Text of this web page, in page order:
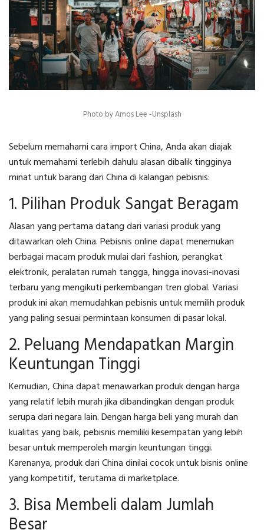
Photo by Amos Lee -Unsplash
Sebelum memahamicara import China, Anda akan diajak
untuk memahami terlebih dahulu alasan dibalik tingginya
minat untuk barang dari China di kalangan pebisnis:
1. Pilihan Produk Sangat Beragam
Alasan yang pertama datang dari variasi produk yang
ditawarkan oleh China. Pebisnis online dapat menemukan
berbagai macam produk mulai dari fashion, perangkat
elektronik, peralatan rumah tangga, hingga inovasi-inovasi
terbaru yang mengikuti perkembangan tren global. Variasi
produk ini akan memudahkan pebisnis untuk memilih produk
yang paling sesuai permintaan konsumen di pasar lokal.
2. Peluang Mendapatkan Margin
Keuntungan Tinggi
Kemudian, China dapat menawarkan produk dengan harga
yang relatif lebih murah jika dibandingkan dengan produk
serupa dari negara lain. Dengan harga beli yang murah dan
kualitas yang baik, pebisnis memiliki kesempatan yang lebih
besar untuk memperoleh margin keuntungan tinggi.
Karenanya, produk dari China dinilai cocok untuk bisnis online
yang kompetitif, terutama di marketplace.
3. Bisa Membeli dalam Jumlah